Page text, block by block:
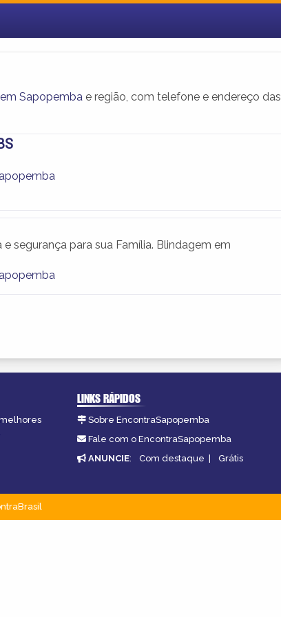
Sapopemba e região, com telefone e endereço das
e segurança para sua Família. Blindagem em
LINKS RÁPIDOS
Sobre EncontraSapopemba
Fale com o EncontraSapopemba
ANUNCIE: Com destaque | Grátis